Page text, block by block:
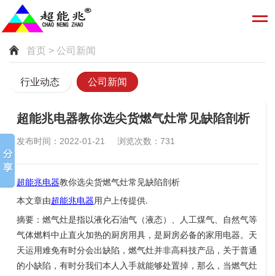
首页 > 公司新闻
行业动态 公司新闻
超能兆电器教你选尖货燃气灶常见缺陷剖析
发布时间：2022-01-21 浏览次数：731
超能兆电器教你选尖货燃气灶常见缺陷剖析
本文章由超能兆电器用户上传提供.
摘要：燃气灶是指以液化石油气（液态）、人工煤气、自然气等
气体燃料中止直火加热的厨房用具，是厨房必备的家用电器。天
天运用难免有时分会出缺陷，燃气灶并非高科技产品，关于普通
的小缺陷，有时分我们本人入手就能够处置掉，那么，当燃气灶